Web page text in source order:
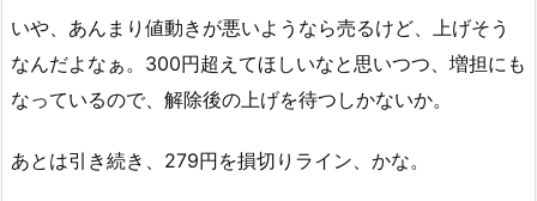
いや、あんまり値動きが悪いようなら売るけど、上げそう
なんだよなぁ。300円超えてほしいなと思いつつ、増担にも
なっているので、解除後の上げを待つしかないか。
あとは引き続き、279円を損切りライン、かな。